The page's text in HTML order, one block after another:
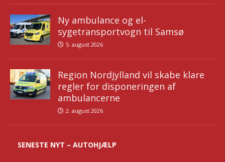
Ny ambulance og el-
sygetransportvogn til Samsø
5. august 2026
Region Nordjylland vil skabe klare
regler for disponeringen af
ambulancerne
2. august 2026
SENESTE NYT – AUTOHJÆLP